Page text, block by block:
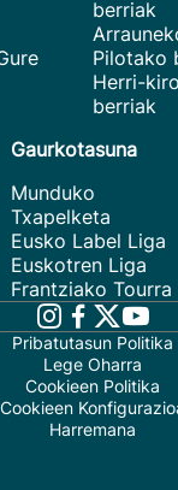
berriak
Pilotako
Herri-
berriak
Gaurkotasuna
Munduko
Txapelketa
Eusko Label Liga
Euskotren Liga
Frantziako Tourra
Pribatutasun Politika
Lege Oharra
Cookieen Politika
Cookieen
Harremana